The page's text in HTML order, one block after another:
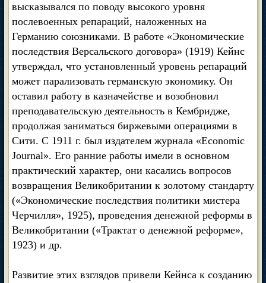
высказывался по поводу высокого уровня
послевоенных репараций, наложенных на
Германию союзниками. В работе «Экономические
последствия Версальского договора» (1919) Кейнс
утверждал, что установленный уровень репараций
может парализовать германскую экономику. Он
оставил работу в казначействе и возобновил
преподавательскую деятельность в Кембридже,
продолжая заниматься биржевыми операциями в
Сити. С 1911 г. был издателем журнала «Economic
Journal». Его ранние работы имели в основном
практический характер, они касались вопросов
возвращения Великобритании к золотому стандарту
(«Экономические последствия политики мистера
Черчилля», 1925), проведения денежной реформы в
Великобритании («Трактат о денежной реформе»,
1923) и др.
Развитие этих взглядов привели Кейнса к созданию